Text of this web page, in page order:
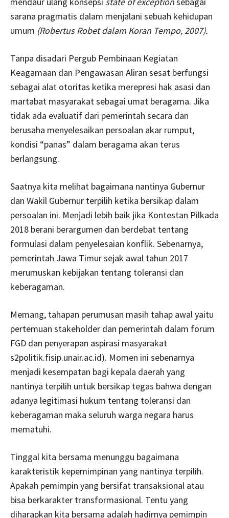
sarana pragmatis dalam menjalani sebuah kehidupan
umum (Robertus Robet dalam Koran Tempo, 2007).
Tanpa disadari Pergub Pembinaan Kegiatan
Keagamaan dan Pengawasan Aliran sesat berfungsi
sebagai alat otoritas ketika merepresi hak asasi dan
martabat masyarakat sebagai umat beragama. Jika
tidak ada evaluatif dari pemerintah secara dan
berusaha menyelesaikan persoalan akar rumput,
kondisi “panas” dalam beragama akan terus
berlangsung.
Saatnya kita melihat bagaimana nantinya Gubernur
dan Wakil Gubernur terpilih ketika bersikap dalam
persoalan ini. Menjadi lebih baik jika Kontestan Pilkada
2018 berani berargumen dan berdebat tentang
formulasi dalam penyelesaian konflik. Sebenarnya,
pemerintah Jawa Timur sejak awal tahun 2017
merumuskan kebijakan tentang toleransi dan
keberagaman.
Memang, tahapan perumusan masih tahap awal yaitu
pertemuan stakeholder dan pemerintah dalam forum
FGD dan penyerapan aspirasi masyarakat
s2politik.fisip.unair.ac.id). Momen ini sebenarnya
menjadi kesempatan bagi kepala daerah yang
nantinya terpilih untuk bersikap tegas bahwa dengan
adanya legitimasi hukum tentang toleransi dan
keberagaman maka seluruh warga negara harus
mematuhi.
Tinggal kita bersama menunggu bagaimana
karakteristik kepemimpinan yang nantinya terpilih.
Apakah pemimpin yang bersifat transaksional atau
bisa berkarakter transformasional. Tentu yang
diharapkan kita bersama adalah hadirnya pemimpin